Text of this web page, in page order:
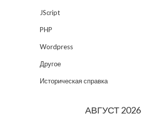
JScript
PHP
Wordpress
Другое
Историческая справка
АВГУСТ 2026